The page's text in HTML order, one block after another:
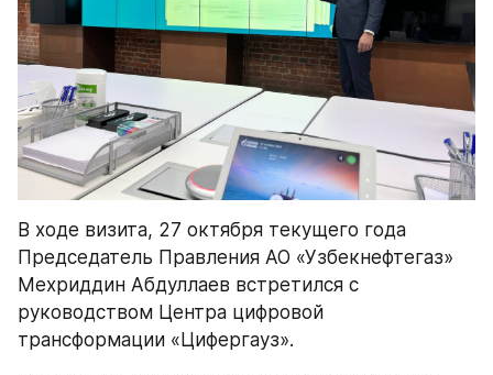
В ходе визита, 27 октября текущего года
Председатель Правления АО «Узбекнефтегаз»
Мехриддин Абдуллаев встретился с
руководством Центра цифровой
трансформации «Цифергауз».